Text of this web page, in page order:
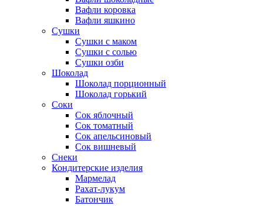
Вафли коровка
Вафли яшкино
Сушки
Сушки с маком
Сушки с солью
Сушки озби
Шоколад
Шоколад порционный
Шоколад горький
Соки
Сок яблочный
Сок томатный
Сок апельсиновый
Сок вишневый
Снеки
Кондитерские изделия
Мармелад
Рахат-лукум
Батончик